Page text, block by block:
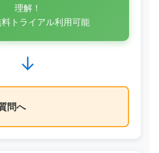
理解！
トライアル利用可能
↓
問へ